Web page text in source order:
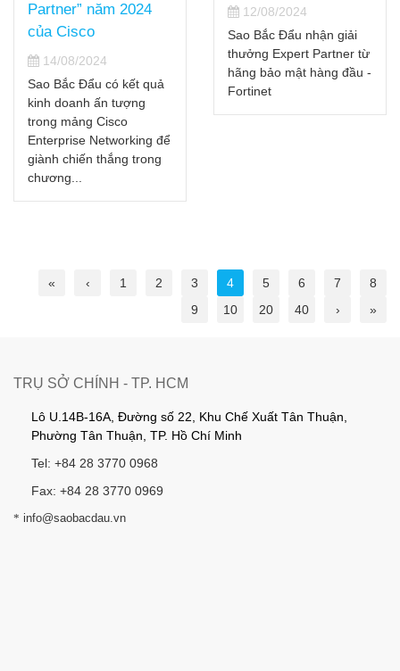
Partner” năm 2024
của Cisco
14/08/2024
Sao Bắc Đẩu có kết quả
kinh doanh ấn tượng
trong mảng Cisco
Enterprise Networking để
giành chiến thắng trong
chương...
12/08/2024
Sao Bắc Đẩu nhận giải
thưởng Expert Partner từ
hãng bảo mật hàng đầu -
Fortinet
« ‹ 1 2 3 4 5 6 7
8
9
10 20 40 › »
TRỤ SỞ CHÍNH - TP. HCM
Lô U.14B-16A, Đường số 22, Khu Chế Xuất Tân Thuận,
Phường Tân Thuận, TP. Hồ Chí Minh
Tel: +84 28 3770 0968
Fax: +84 28 3770 0969
* info@saobacdau.vn